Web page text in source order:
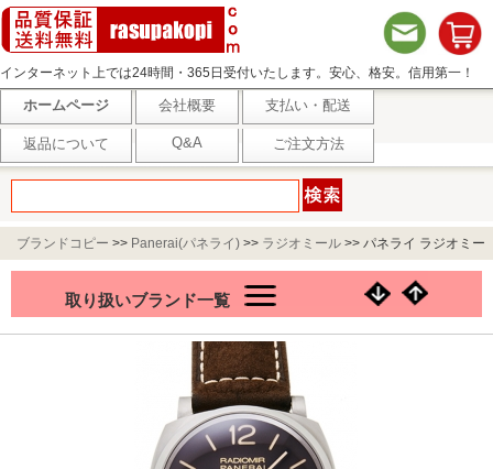
インターネット上では24時間・365日受付いたします。安心、格安。信用第一！
ホームページ 会社概要 支払い・配送
返品について Q&A ご注文方法
ブランドコピー >> Panerai(パネライ) >> ラジオミール >> パネライ ラジオミー
取り扱いブランド一覧